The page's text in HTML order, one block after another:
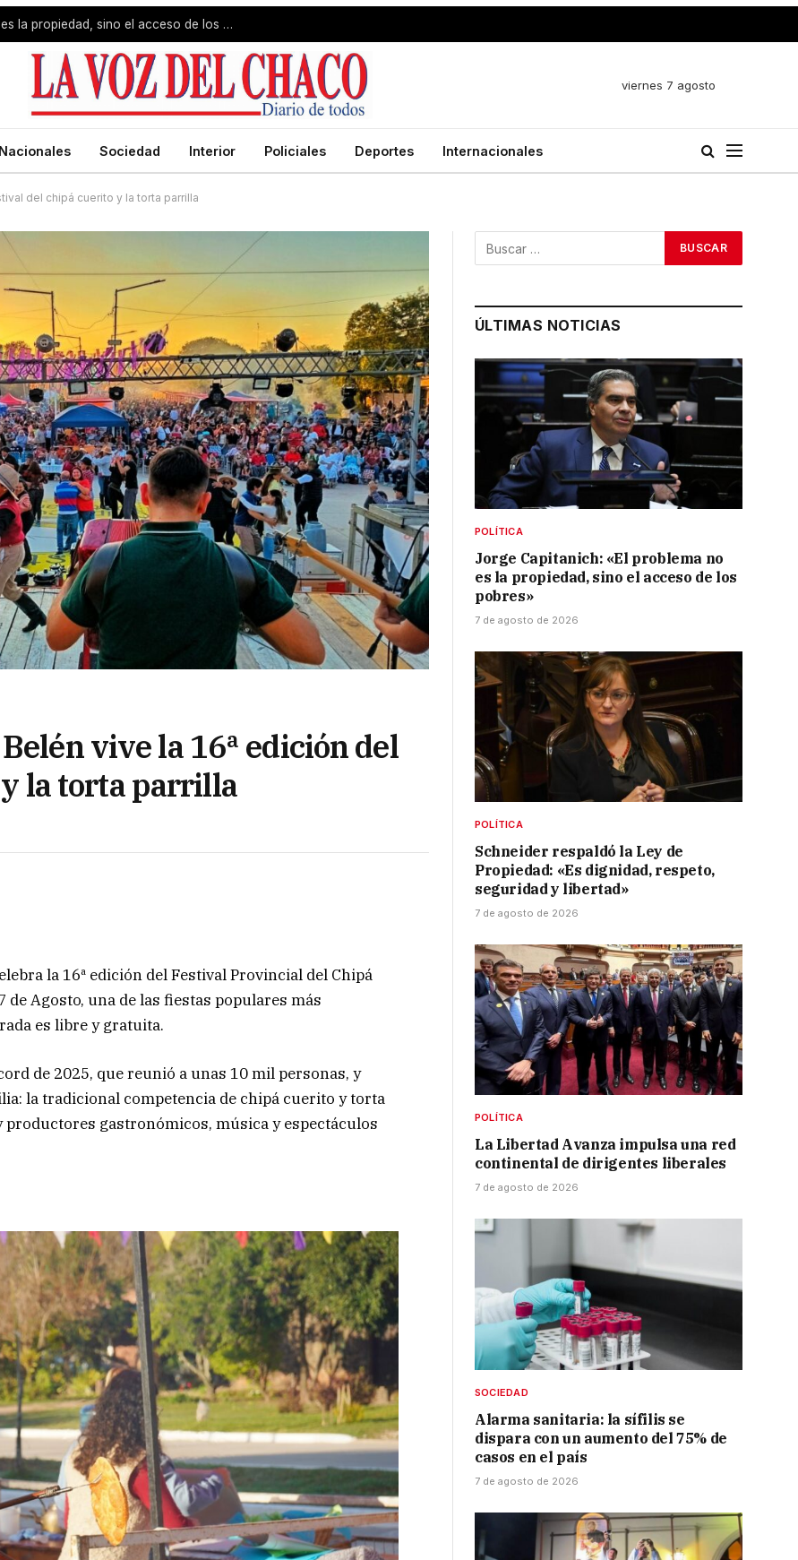
Jorge Capitanich: «El problema no es la propiedad, sino el acceso de los pobres»
viernes 7 agosto
Nacionales Sociedad Interior Policiales Deportes Internacionales
del chipá cuerito y la torta parrilla
vive la 16ª edición del
la torta parrilla
la 16ª edición del Festival Provincial del Chipá
Agosto, una de las fiestas populares más
es libre y gratuita.
de 2025, que reunió a unas 10 mil personas, y
la tradicional competencia de chipá cuerito y torta
gastronómicos, música y espectáculos
ÚLTIMAS NOTICIAS
POLÍTICA
Jorge Capitanich: «El problema no
es la propiedad, sino el acceso de los
pobres»
7 de agosto de 2026
POLÍTICA
Schneider respaldó la Ley de
Propiedad: «Es dignidad, respeto,
seguridad y libertad»
7 de agosto de 2026
POLÍTICA
La Libertad Avanza impulsa una red
continental de dirigentes liberales
7 de agosto de 2026
SOCIEDAD
Alarma sanitaria: la sífilis se
dispara con un aumento del 75% de
casos en el país
7 de agosto de 2026